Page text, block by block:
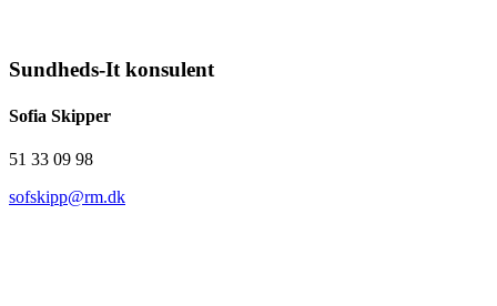
Sundheds-It konsulent
Sofia Skipper
51 33 09 98
sofskipp@rm.dk